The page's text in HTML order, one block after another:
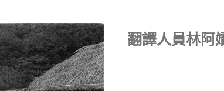
翻譯人員林阿